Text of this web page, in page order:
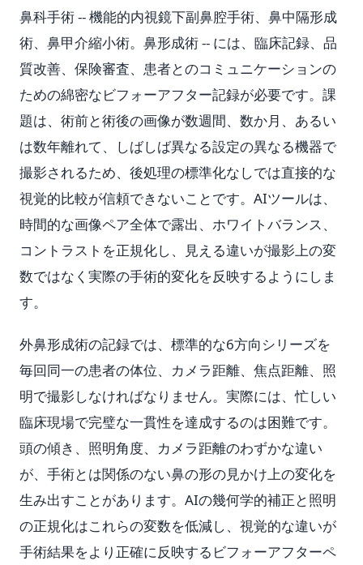
鼻科手術 -- 機能的内視鏡下副鼻腔手術、鼻中隔形成
術、鼻甲介縮小術。鼻形成術 -- には、臨床記録、品
質改善、保険審査、患者とのコミュニケーションの
ための綿密なビフォーアフター記録が必要です。課
題は、術前と術後の画像が数週間、数か月、あるい
は数年離れて、しばしば異なる設定の異なる機器で
撮影されるため、後処理の標準化なしでは直接的な
視覚的比較が信頼できないことです。AIツールは、
時間的な画像ペア全体で露出、ホワイトバランス、
コントラストを正規化し、見える違いが撮影上の変
数ではなく実際の手術的変化を反映するようにしま
す。
外鼻形成術の記録では、標準的な6方向シリーズを
毎回同一の患者の体位、カメラ距離、焦点距離、照
明で撮影しなければなりません。実際には、忙しい
臨床現場で完璧な一貫性を達成するのは困難です。
頭の傾き、照明角度、カメラ距離のわずかな違い
が、手術とは関係のない鼻の形の見かけ上の変化を
生み出すことがあります。AIの幾何学的補正と照明
の正規化はこれらの変数を低減し、視覚的な違いが
手術結果をより正確に反映するビフォーアフターペ